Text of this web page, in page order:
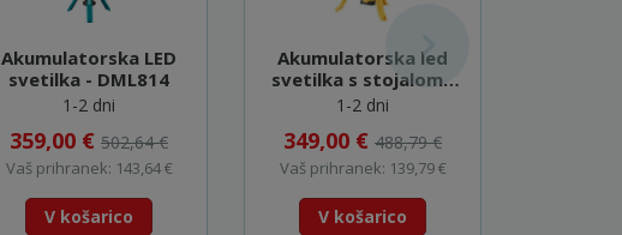
Akumulatorska LED
svetilka - DML814
1-2 dni
359,00 € 502,64 €
Vaš prihranek: 143,64 €
V košarico
Akumulatorska led
svetilka s stojalom -
DCL079
1-2 dni
349,00 € 488,79 €
Vaš prihranek: 139,79 €
V košarico